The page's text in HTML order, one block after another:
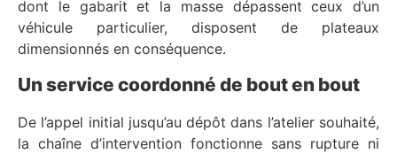
dont le gabarit et la masse dépassent ceux d’un
véhicule particulier, disposent de plateaux
dimensionnés en conséquence.
Un service coordonné de bout en bout
De l’appel initial jusqu’au dépôt dans l’atelier souhaité,
la chaîne d’intervention fonctionne sans rupture ni